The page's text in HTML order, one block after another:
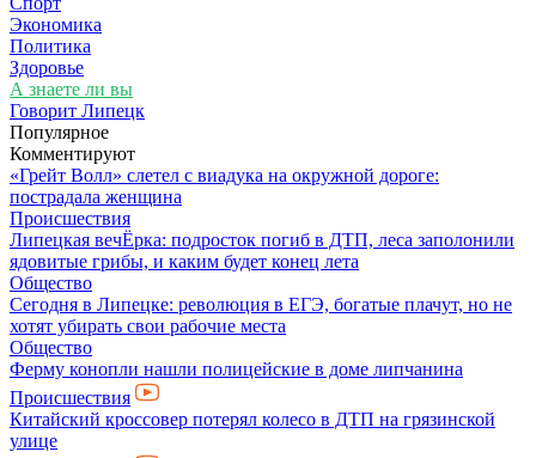
Экономика
Политика
Здоровье
А знаете ли вы
Говорит Липецк
Популярное
Комментируют
«Грейт Волл» слетел с виадука на окружной дороге:
пострадала женщина
Происшествия
Липецкая вечЁрка: подросток погиб в ДТП, леса заполонили
ядовитые грибы, и каким будет конец лета
Общество
Сегодня в Липецке: революция в ЕГЭ, богатые плачут, но не
хотят убирать свои рабочие места
Общество
Ферму конопли нашли полицейские в доме липчанина
Происшествия
Китайский кроссовер потерял колесо в ДТП на грязинской
улице